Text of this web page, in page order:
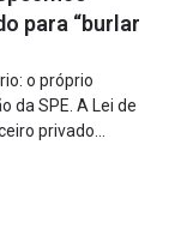
para “burlar
o próprio
da SPE. A Lei de
privado
à licitação” é